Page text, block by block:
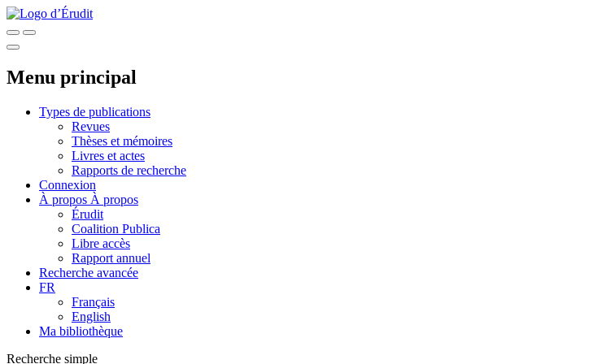
Menu principal
Types de publications
Revues
Thèses et mémoires
Livres et actes
Rapports de recherche
Connexion
À propos À propos
Érudit
Coalition Publica
Libre accès
Rapport annuel
Recherche avancée
FR
Français
English
Ma bibliothèque
Recherche simple